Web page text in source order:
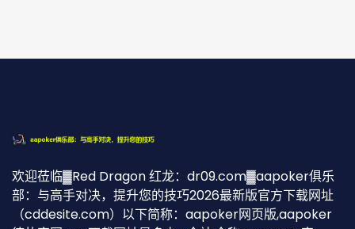
欢迎莅临▓Red Dragon 红龙：dr09.com▓aapoker俱乐
部：与高手对决，提升您的技巧2026最新版官方下载网址
（cddesite.com）以下简称：aapoker网页版,aapoker